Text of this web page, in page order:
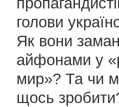
голови
Як вони
айфонами у
мир»? Та чи
щось